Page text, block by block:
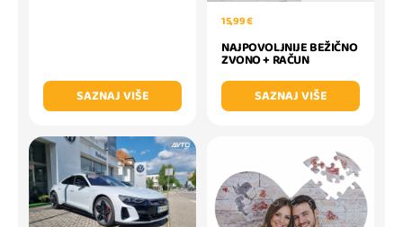
SAZNAJ VIŠE
15,99 €
NAJPOVOLJNIJE BEŽIČNO
ZVONO + RAČUN
SAZNAJ VIŠE